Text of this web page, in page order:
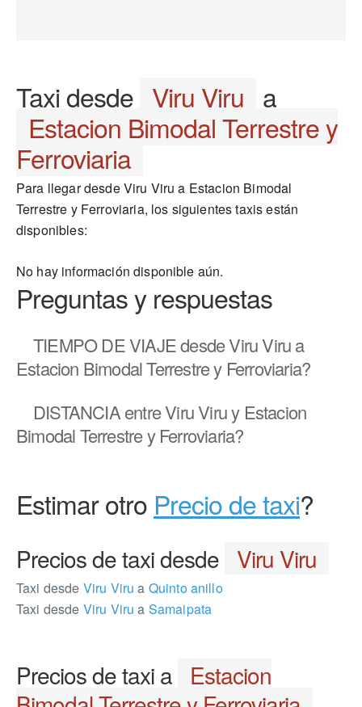
Taxi desde Viru Viru a
Estacion Bimodal Terrestre y
Ferroviaria
Para llegar desde Viru Viru a Estacion Bimodal
Terrestre y Ferroviaria, los siguientes taxis están
disponibles:
No hay información disponible aún.
Preguntas y respuestas
TIEMPO DE VIAJEdesde Viru Viru a
Estacion Bimodal Terrestre y Ferroviaria?
DISTANCIAentre Viru Viru y Estacion
Bimodal Terrestre y Ferroviaria?
Estimar otro Precio de taxi?
Precios de taxi desde Viru Viru
Taxi desde Viru Virua Quinto anillo
Taxi desde Viru Virua Samaipata
Precios de taxi a Estacion